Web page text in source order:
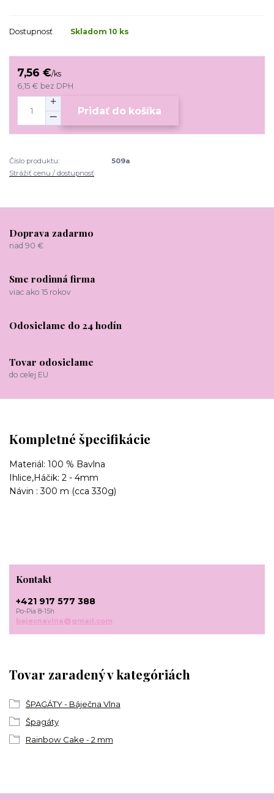
Dostupnosť Skladom 10 ks
7,56 €/ks
6,15 € bez DPH
Pridať do košíka
Číslo produktu:
509a
Strážiť cenu / dostupnosť
Doprava zadarmo
nad 90 €
Sme rodinná firma
viac ako 15 rokov
Odosielame do 24 hodín
Tovar odosielame
do celej EU
Kompletné špecifikácie
Materiál: 100 % Bavlna
Ihlice,Háčik: 2 - 4mm
Návin : 300 m (cca 330g)
Tovar zaradený v kategóriách
ŠPAGÁTY - Báječna Vlna
Špagáty
Rainbow Cake - 2 mm
Kontakt
+421 917 577 388
Po-Pia 8-15h
bajecnavlna@gmail.com